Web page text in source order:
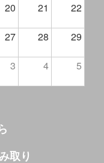
20 21 22
27 28 29
3 4 5
取り